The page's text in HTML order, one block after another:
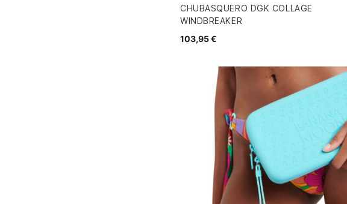
CHUBASQUERO DGK COLLAGE
WINDBREAKER
103,95 €